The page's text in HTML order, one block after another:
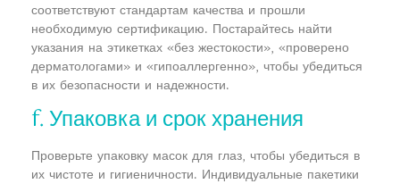
соответствуют стандартам качества и прошли
необходимую сертификацию. Постарайтесь найти
указания на этикетках «без жестокости», «проверено
дерматологами» и «гипоаллергенно», чтобы убедиться
в их безопасности и надежности.
f. Упаковка и срок хранения
Проверьте упаковку масок для глаз, чтобы убедиться в
их чистоте и гигиеничности. Индивидуальные пакетики